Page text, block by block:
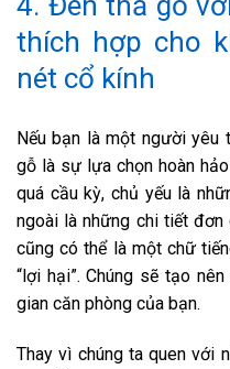
thích hợp cho
nét cổ kính
Nếu bạn là một người yêu
gỗ là sự lựa chọn hoàn
quá cầu kỳ, chủ yếu là
ngoài là những chi tiết đơn
cũng có thể là một chữ
“lợi hại”. Chúng sẽ tạo
gian căn phòng của bạn.
Thay vì chúng ta quen với